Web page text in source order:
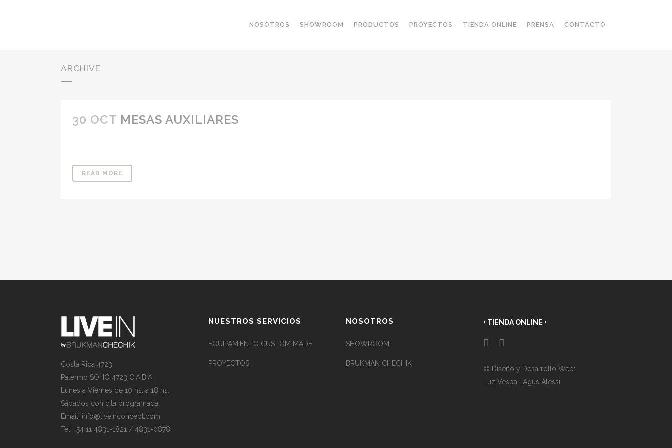
NOSOTROS SHOWROOM PRODUCTOS PROYECTOS TIENDA ONLINE PRENSA CONTACTO
ARCHIVE
30 OCT MESAS AUXILIARES
READ MORE
Costa Rica 4723
Palermo SOHO 4723 C.A.B.A
Lunes a Viernes de 10 hs. a 18 hs.
Sábados con cita programada.
Email: info@liveinconcept.com
Tel: +54 11 4831-1821 / 4831-0878
NUESTROS SERVICIOS
EQUIPAMIENTO CUSTOM MADE
PROYECTOS
NOSOTROS
SHOWROOM
BRUKMAN CHECHIK
• TIENDA ONLINE •
© Diseño y Desarrollo Web:
Luz Vespa
Agus Alessi